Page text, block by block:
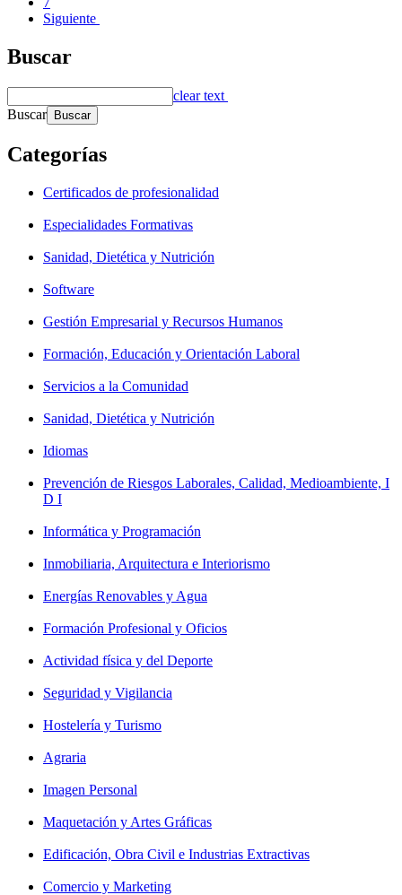
Siguiente
Buscar
clear text
Buscar
Categorías
Certificados de profesionalidad
Especialidades Formativas
Sanidad, Dietética y Nutrición
Software
Gestión Empresarial y Recursos Humanos
Formación, Educación y Orientación Laboral
Servicios a la Comunidad
Sanidad, Dietética y Nutrición
Idiomas
Prevención de Riesgos Laborales, Calidad, Medioambiente, I
D I
Informática y Programación
Inmobiliaria, Arquitectura e Interiorismo
Energías Renovables y Agua
Formación Profesional y Oficios
Actividad física y del Deporte
Seguridad y Vigilancia
Hostelería y Turismo
Agraria
Imagen Personal
Maquetación y Artes Gráficas
Edificación, Obra Civil e Industrias Extractivas
Comercio y Marketing